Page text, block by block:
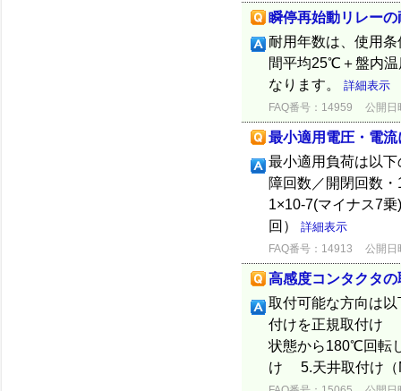
瞬停再始動リレー
耐用年数は、使用
間平均25℃＋盤内
なります。 詳細表示
FAQ番号：14959 公開日
最小適用電圧・電流
最小適用負荷は以
障回数／開閉回数
1×10-7(マイナス7
回） 詳細表示
FAQ番号：14913 公開日
高感度コンタクタ
取付可能な方向は
付けを正規取付け
状態から180℃回転
け 5.天井取付け（